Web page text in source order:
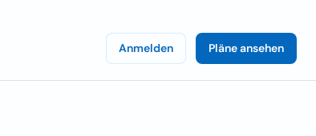
Anmelden Pläne ansehen